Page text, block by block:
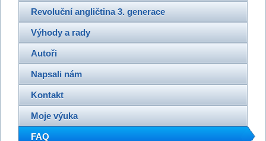
Revoluční angličtina 3. generace
Výhody a rady
Autoři
Napsali nám
Kontakt
Moje výuka
FAQ